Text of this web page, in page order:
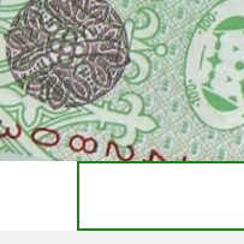
Skip
to
content